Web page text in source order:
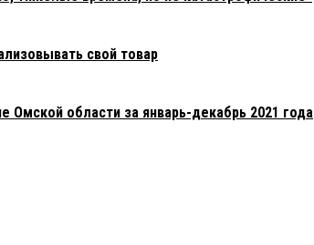
свой товар
области за январь-декабрь 2021 года